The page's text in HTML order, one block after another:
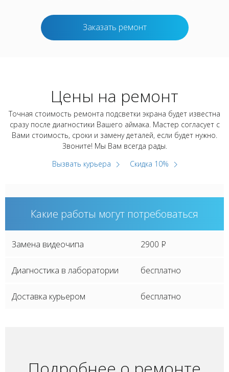
Заказать ремонт
Цены на ремонт
Точная стоимость ремонта подсветки экрана будет известна
сразу после диагностики Вашего аймака. Мастер согласует с
Вами стоимость, сроки и замену деталей, если будет нужно.
Звоните! Мы Вам всегда рады.
Вызвать курьера
Скидка 10%
Какие работы могут потребоваться
Замена видеочипа 2900 P
Диагностика в лаборатории бесплатно
Доставка курьером бесплатно